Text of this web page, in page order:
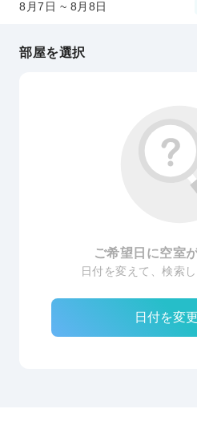
8月7日 ~ 8月8日
部屋を選択
ご希望日に空室
日付を変えて、検索
日付を変